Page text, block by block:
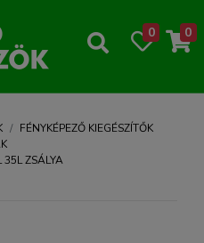
0 0
FÉNYKÉPEZŐ KIEGÉSZÍTŐK
35L ZSÁLYA